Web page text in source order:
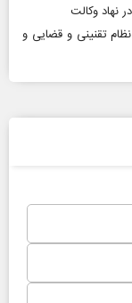
نهاد وکالت
تقنینی و قضایی و